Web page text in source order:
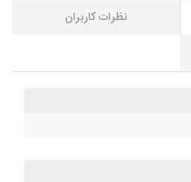
نظرات کاربران